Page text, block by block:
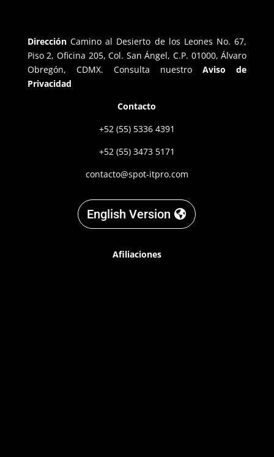
Dirección Camino al Desierto de los Leones No. 67,
Piso 2, Oficina 205, Col. San Ángel, C.P. 01000, Álvaro
Obregón, CDMX. Consulta nuestro
Aviso de
Privacidad
Contacto
+52 (55) 5336 4391
+52 (55) 3473 5171
contacto@spot-itpro.com
English Version
Afiliaciones